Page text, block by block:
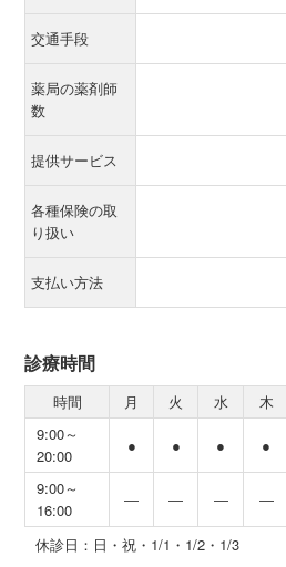
交通手段
薬局の薬剤師
数
提供サービス
各種保険の取
り扱い
支払い方法
診療時間
時間 月 火 水 木
9:00～
20:00
● ● ● ●
9:00～
16:00
― ― ― ―
休診日：日・祝・1/1・1/2・1/3